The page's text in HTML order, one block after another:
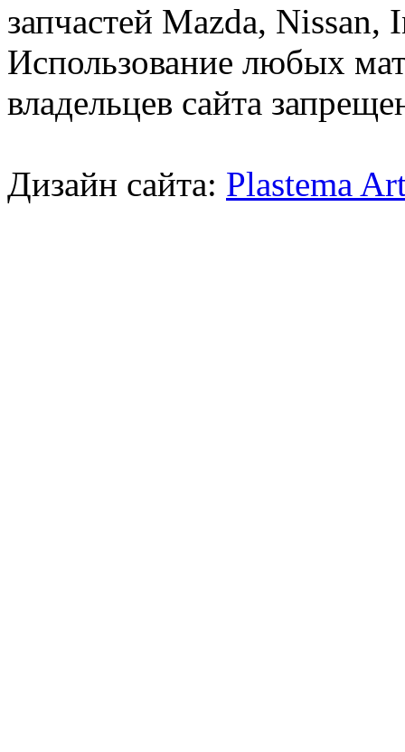
запчастей Mazda,
Использование любых
владельцев сайта
Дизайн сайта: Plastema